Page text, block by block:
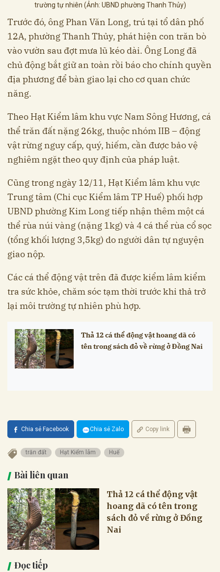
trường tự nhiên (Ảnh: UBND phường Thanh Thủy)
Trước đó, ông Phan Văn Long, trú tại tổ dân phố
12A, phường Thanh Thủy, phát hiện con trăn bò
vào vườn sau đợt mưa lũ kéo dài. Ông Long đã
chủ động bắt giữ an toàn rồi báo cho chính quyền
địa phương để bàn giao lại cho cơ quan chức
năng.
Theo Hạt Kiểm lâm khu vực Nam Sông Hương, cá
thể trăn đất nặng 26kg, thuộc nhóm IIB – động
vật rừng nguy cấp, quý, hiếm, cần được bảo vệ
nghiêm ngặt theo quy định của pháp luật.
Cũng trong ngày 12/11, Hạt Kiểm lâm khu vực
Trung tâm (Chi cục Kiểm lâm TP Huế) phối hợp
UBND phường Kim Long tiếp nhận thêm một cá
thể rùa núi vàng (nặng 1kg) và 4 cá thể rùa cổ sọc
(tổng khối lượng 3,5kg) do người dân tự nguyện
giao nộp.
Các cá thể động vật trên đã được kiểm lâm kiểm
tra sức khỏe, chăm sóc tạm thời trước khi thả trở
lại môi trường tự nhiên phù hợp.
Thả 12 cá thể động vật hoang dã có
tên trong sách đỏ về rừng ở Đồng Nai
Chia sẻ Facebook Chia sẻ Zalo Copy link
trăn đất Hạt Kiểm lâm Huế
Bài liên quan
Thả 12 cá thể động vật
hoang dã có tên trong
sách đỏ về rừng ở Đồng
Nai
Đọc tiếp